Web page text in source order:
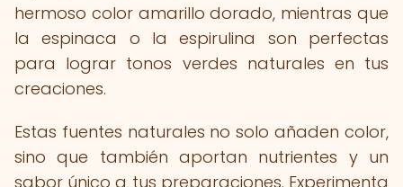
hermoso color amarillo dorado, mientras que
la espinaca o la espirulina son perfectas
para lograr tonos verdes naturales en tus
creaciones.
Estas fuentes naturales no solo añaden color,
sino que también aportan nutrientes y un
sabor único a tus preparaciones. Experimenta